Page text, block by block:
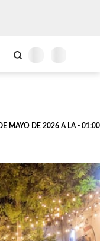
MAYO DE 2026 A LA - 01:00